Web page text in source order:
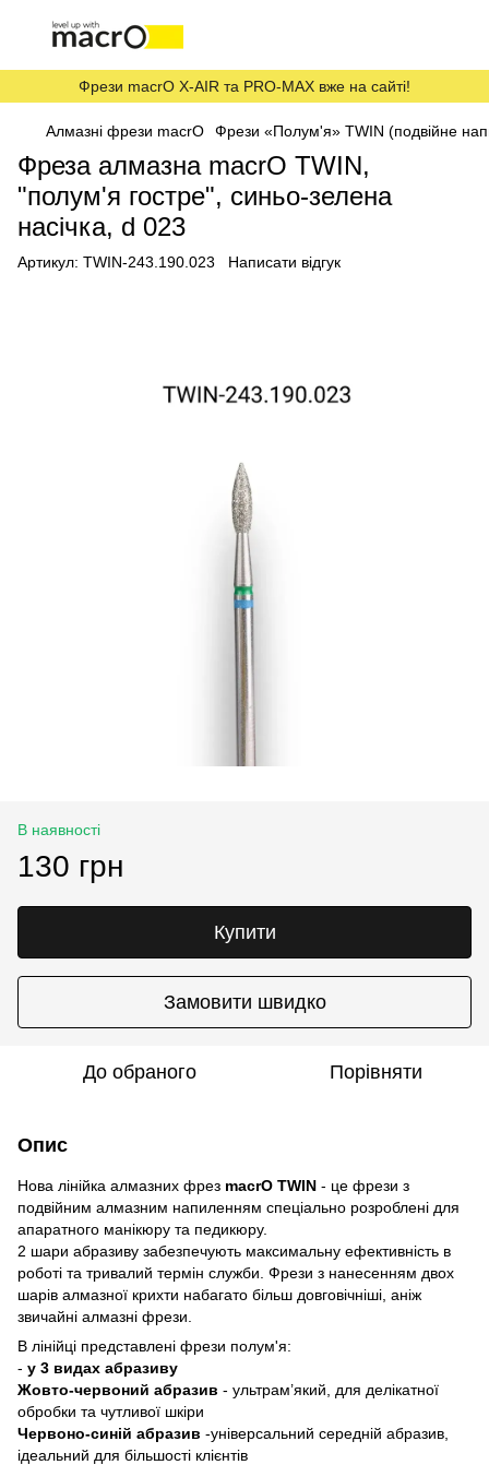
Фрези macrO X-AIR та PRO-MAX вже на сайті!
Алмазні фрези macrO Фрези «Полум'я» TWIN (подвійне
Фреза алмазна macrO TWIN,
"полум'я гостре", синьо-зелена
насічка, d 023
Артикул: TWIN-243.190.023 Написати відгук
В наявності
130 грн
Купити
Замовити швидко
До обраного Порівняти
Опис
Нова лінійка алмазних фрез macrO TWIN - це фрези з
подвійним алмазним напиленням спеціально розроблені для
апаратного манікюру та педикюру.
2 шари абразиву забезпечують максимальну ефективність в
роботі та тривалий термін служби. Фрези з нанесенням двох
шарів алмазної крихти набагато більш довговічніші, аніж
звичайні алмазні фрези.
В лінійці представлені фрези полум'я:
- у 3 видах абразиву
Жовто-червоний абразив - ультрам’який, для делікатної
обробки та чутливої шкіри
Червоно-синій абразив -універсальний середній абразив,
ідеальний для більшості клієнтів